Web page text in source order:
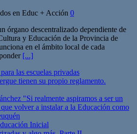
en Educ + Acción 0
órgano descentralizado dependiente de
y Educación de la Provincia de
en el ámbito local de cada
[...]